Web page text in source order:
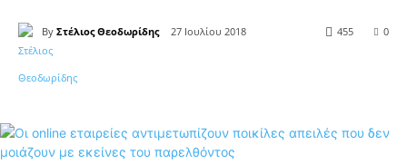
By Στέλιος Θεοδωρίδης 27 Ιουλίου 2018 0
455